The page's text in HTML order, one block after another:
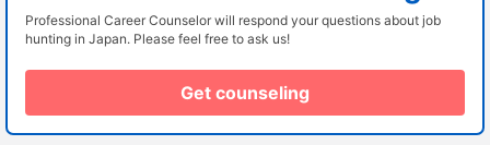
Professional Career Counselor will respond your questions about job
hunting in Japan. Please feel free to ask us!
Get counseling